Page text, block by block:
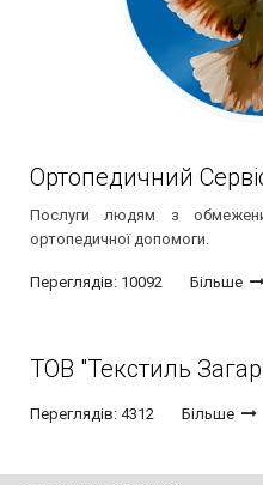
Ортопедичний
Послуги людям з
ортопедичної допомоги.
Переглядів: 10092 Більше
ТОВ "Текстиль
Переглядів: 4312 Більше